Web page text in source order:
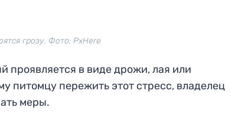
грозу. Фото: PxHere
проявляется в виде дрожи, лая или
питомцу пережить этот стресс, владелец
меры.